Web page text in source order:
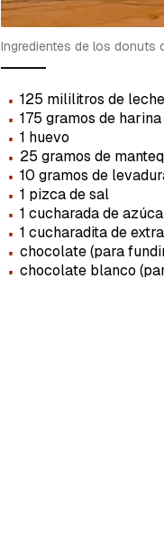
Ingredientes de los
· 125 mililitros de
· 175 gramos de harina
· 1 huevo
· 25 gramos de
· 10 gramos de
· 1 pizca de sal
· 1 cucharada de
· 1 cucharadita de
· chocolate (para
· chocolate blanco